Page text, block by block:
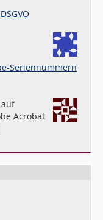
Seriennummern
Acrobat